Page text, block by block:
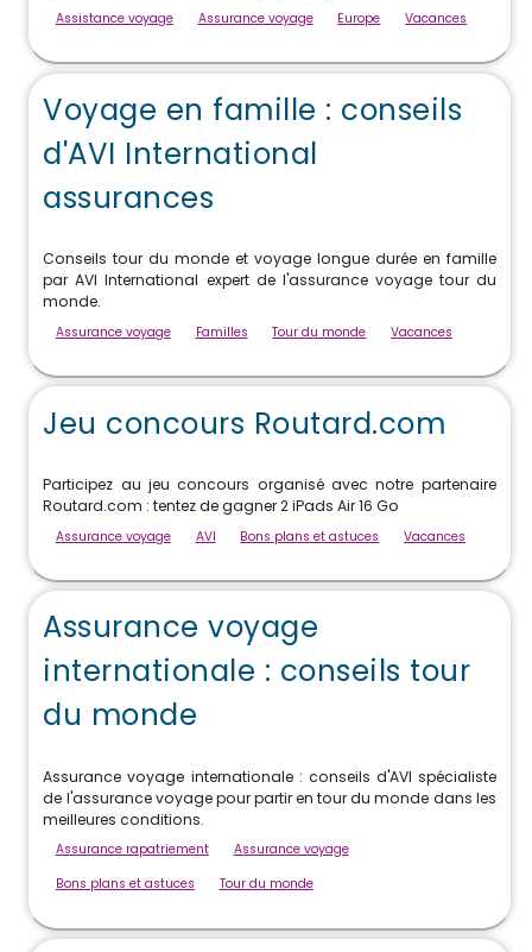
Assistance voyage Assurance voyage Europe Vacances
Voyage en famille : conseils
d'AVI International
assurances
Conseils tour du monde et voyage longue durée en famille
par AVI International expert de l'assurance voyage tour du
monde.
Assurance voyage Familles Tour du monde Vacances
Jeu concours Routard.com
Participez au jeu concours organisé avec notre partenaire
Routard.com : tentez de gagner 2 iPads Air 16 Go
Assurance voyage AVI Bons plans et astuces Vacances
Assurance voyage
internationale : conseils tour
du monde
Assurance voyage internationale : conseils d'AVI spécialiste
de l'assurance voyage pour partir en tour du monde dans les
meilleures conditions.
Assurance rapatriement
Assurance voyage
Bons plans et astuces
Tour du monde